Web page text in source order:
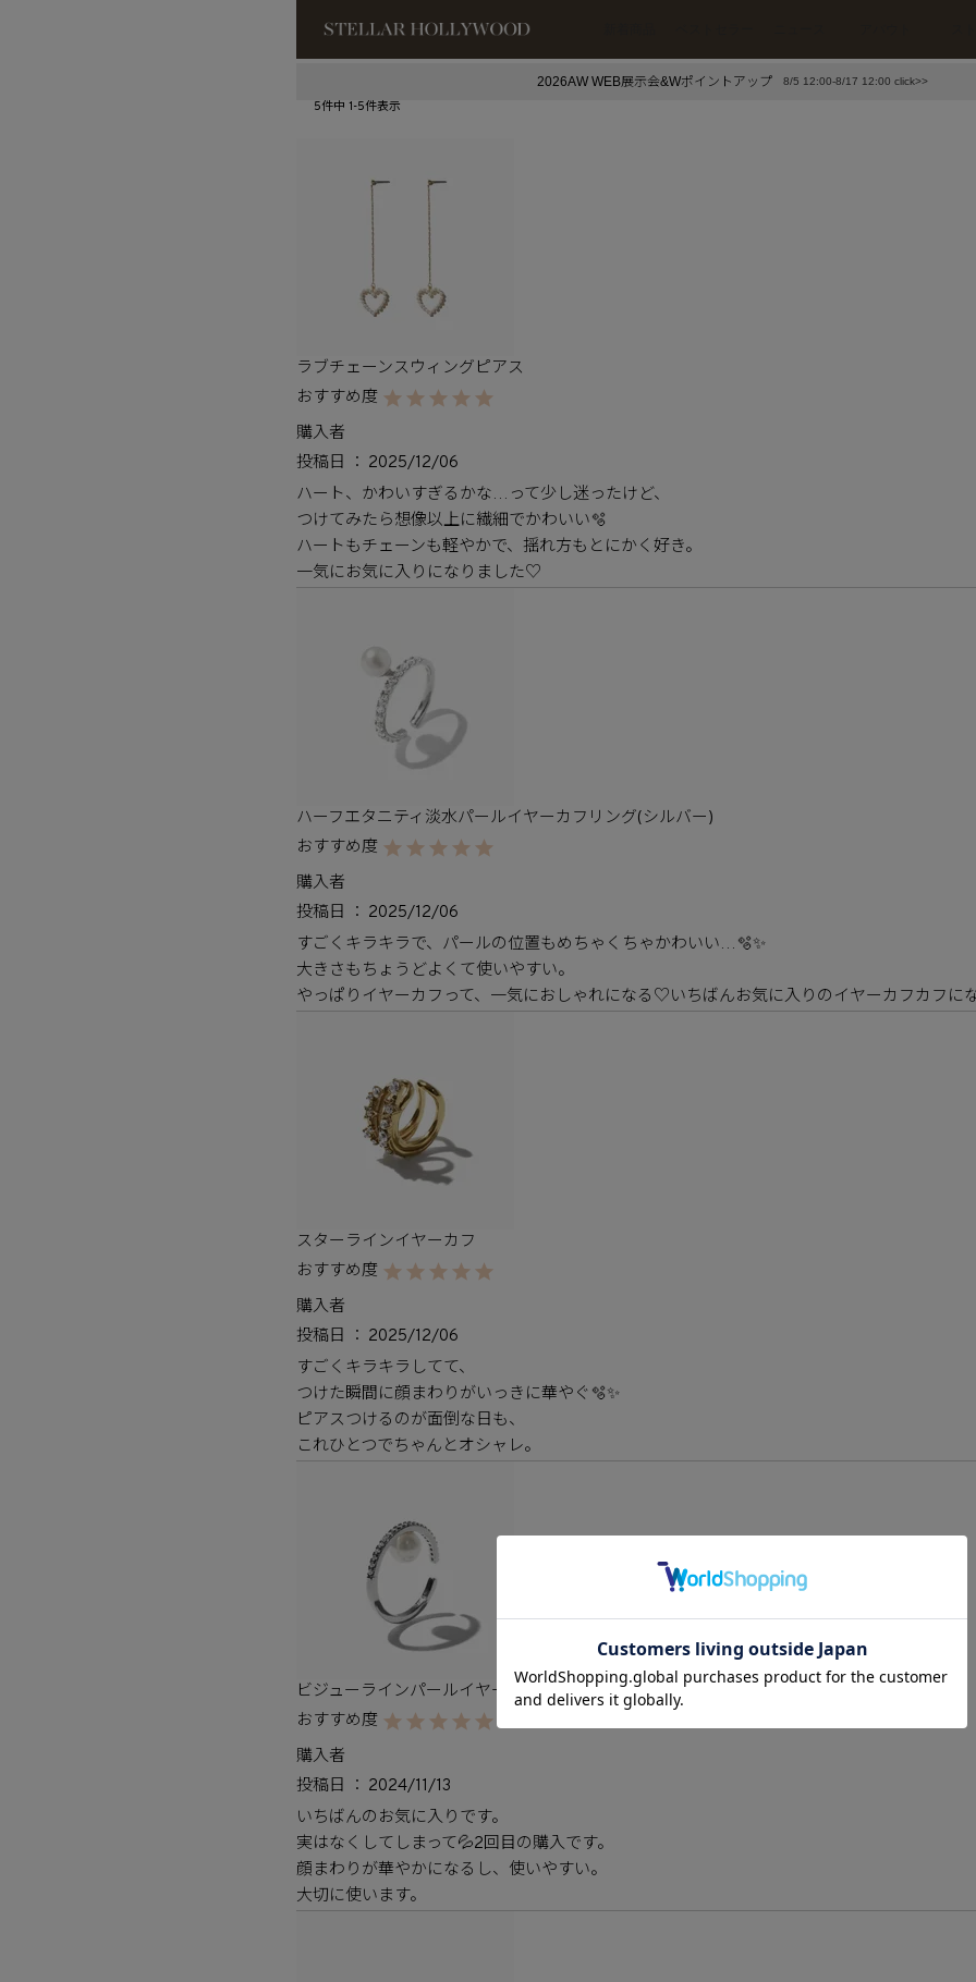
#¥10,000以下プチプラアクセ
2026AW WEB展示会&Wポイントアップ 8/5 12:00-8/17 12:00 click>>
5件中 1-5件表示
ラブチェーンスウィングピアス
購入者
投稿日
2025/12/06
ハート、かわいすぎるかな…って少し迷ったけど、
つけてみたら想像以上に繊細でかわいい🫧
ハートもチェーンも軽やかで、揺れ方もとにかく好き。
ハーフエタニティ淡水パールイヤーカフリング(シルバー)
購入者
投稿日
2025/12/06
すごくキラキラで、パールの位置もめちゃくちゃかわいい…🫧✨
大きさもちょうどよくて使いやすい。
やっぱりイヤーカフって、一気におしゃれになる♡いちばんお気に入りのイヤーカフカフに
スターラインイヤーカフ
購入者
投稿日
2025/12/06
すごくキラキラしてて、
つけた瞬間に顔まわりがいっきに華やぐ🫧✨
ピアスつけるのが面倒な日も、
ビジューラインパールイヤーカフ(シルバー)
購入者
投稿日
2024/11/13
いちばんのお気に入りです。
実はなくしてしまって💦2回目の購入です。
顔まわりが華やかになるし、使いやすい。
大切に使います。